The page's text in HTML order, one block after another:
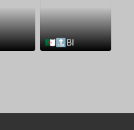
🇩🇿🔝BI